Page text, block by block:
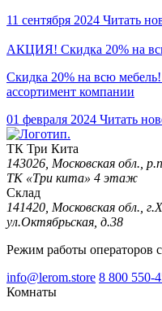
11 сентября 2024 Читать
АКЦИЯ! Скидка 20% на
Скидка 20% на всю мебель!
ассортимент компании
01 февраля 2024 Читать
ТК Три Кита
143026, Московская обл.,
ТК «Три кита» 4 этаж
Склад
141420, Московская обл.,
ул.Октябрьская, д.38
Режим работы операторов
info@lerom.store 8 800 550-
Комнаты